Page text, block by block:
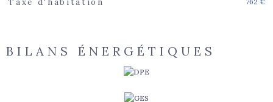
Taxe d'habitation
BILANS ÉNERGÉTIQUES